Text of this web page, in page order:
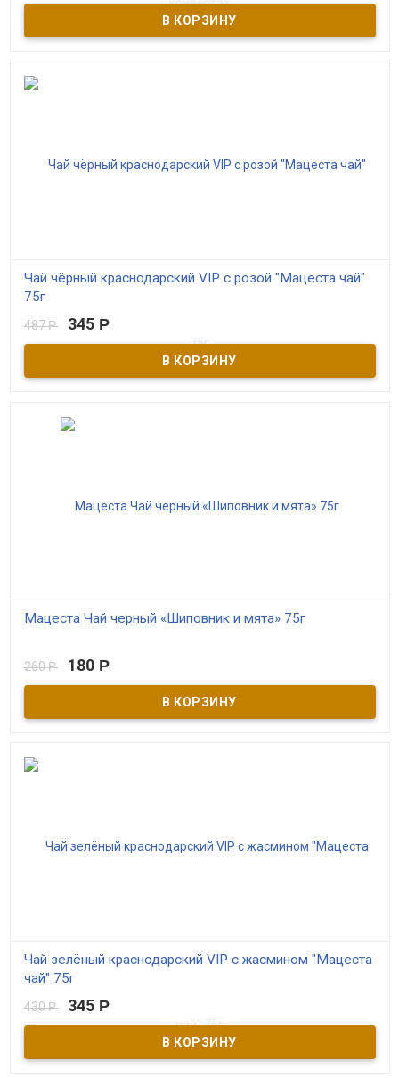
Чёрный краснодарский чай высшего сорта "Мацеста чай" в
пакетиках по 1,5 грамма в индивидуальном конверте.
Контролируемое экологическое производство. Производитель
Чай чёрный краснодарский VIP с розой "Мацеста чай"
75г
В наличии
Чёрный байховый краснодарский чай высшего сорта с
лепестками роз. ГОСТовский. Самый качественный в серии.
Контролируемое экологическое производство. Выращен в Сочи
487Р 345 Р
Мацеста Чай черный «Шиповник и мята» 75г
листом мяты и ягодами чёрной смородины.
260Р 180 Р
Чай зелёный краснодарский VIP с жасмином "Мацеста
чай" 75г
В наличии
Зелёный краснодарский чай высшего сорта с цветками жасмина.
ГОСТовский. Самый качественный в серии. Контролируемое
экологическое производство. Выращен в Сочи
430Р 345 Р